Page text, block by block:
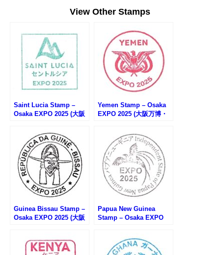
View Other Stamps
Saint Lucia Stamp –
Osaka EXPO 2025 (大阪
Yemen Stamp – Osaka
EXPO 2025 (大阪万博・
Guinea Bissau Stamp –
Osaka EXPO 2025 (大阪
Papua New Guinea
Stamp – Osaka EXPO